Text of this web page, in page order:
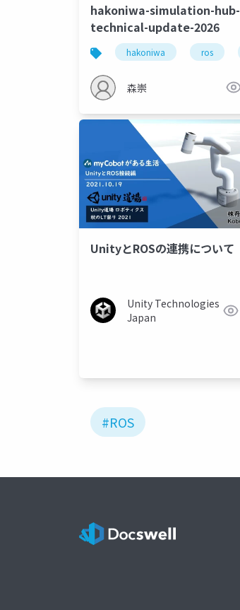
hakoniwa-simulation-hub-
technical-update-2026
hakoniwa ros
森崇
UnityとROSの連携について
Unity Technologies
Japan
#ROS